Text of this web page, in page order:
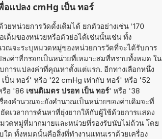
แปลง cmHg เป็น ทอร์
ยหน่วยการวัดดั้งเดิมได้ ยกตัวอย่างเช่น '170
เต็มของหน่วยหรือตัวย่อได้เช่นนั้นเช่น ทั้ง
ณจะระบุหมวดหมู่ของหน่วยการวัดที่จะได้รับการ
ค่าที่กรอกเป็นหน่วยที่เหมาะสมที่ทราบทั้งหมด ใน
ารแปลงค่าที่คุณหาตั้งแต่แรก. อีกทางเลือกหนึ่ง
ป็น ทอร์' หรือ '22 cmHg เท่ากับ ทอร์' หรือ '52
อ '86 เซนติเมตร ปรอท เป็น ทอร์' หรือ '38
องคำนวณจะยังคำนวณเป็นหน่วยของค่าเดิมจะที่
เวลาการค้นหาที่ยุ่งยากให้กับผู้ใช้ด้วยการแสดง
วดหมู่ที่มากมายและหน่วยที่รองรับนับไม่ถ้วน โดย
ด ทั้งหมดนั้นคือสิ่งที่ทำงานแทนเราด้วยเครื่อง